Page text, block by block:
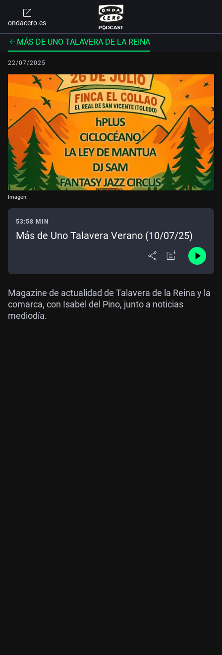
ondacero.es
MÁS DE UNO TALAVERA DE LA REINA
22/07/2025
Imagen: .
53:58 MIN
Más de Uno Talavera Verano (10/07/25)
Magazine de actualidad de Talavera de la Reina y la
comarca, con Isabel del Pino, junto a noticias
mediodía.